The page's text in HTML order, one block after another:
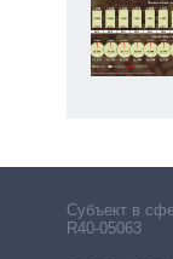
Субъект в
R40-05063